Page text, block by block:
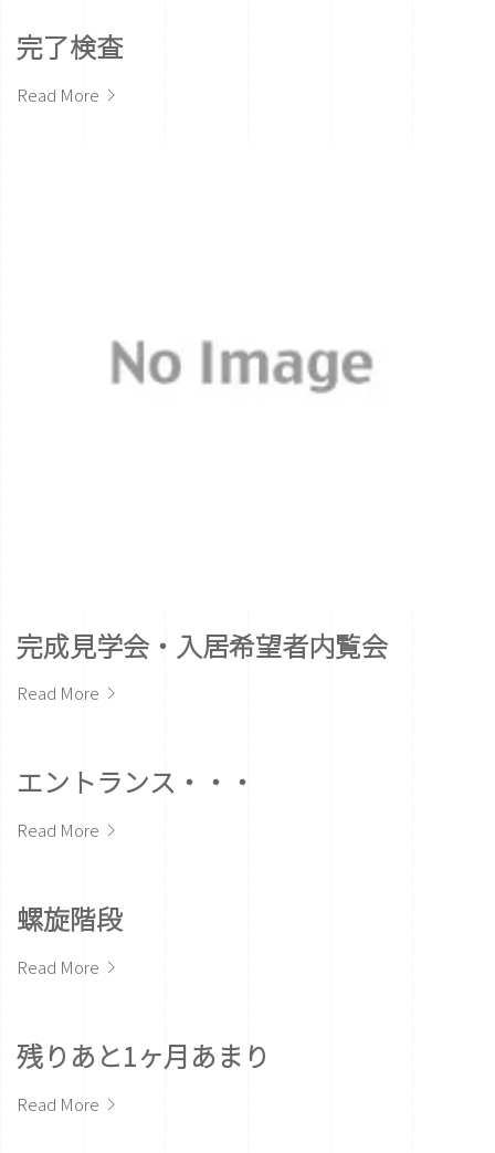
完了検査
Read More
完成見学会・入居希望者内覧会
Read More
エントランス・・・
Read More
螺旋階段
Read More
残りあと1ヶ月あまり
Read More